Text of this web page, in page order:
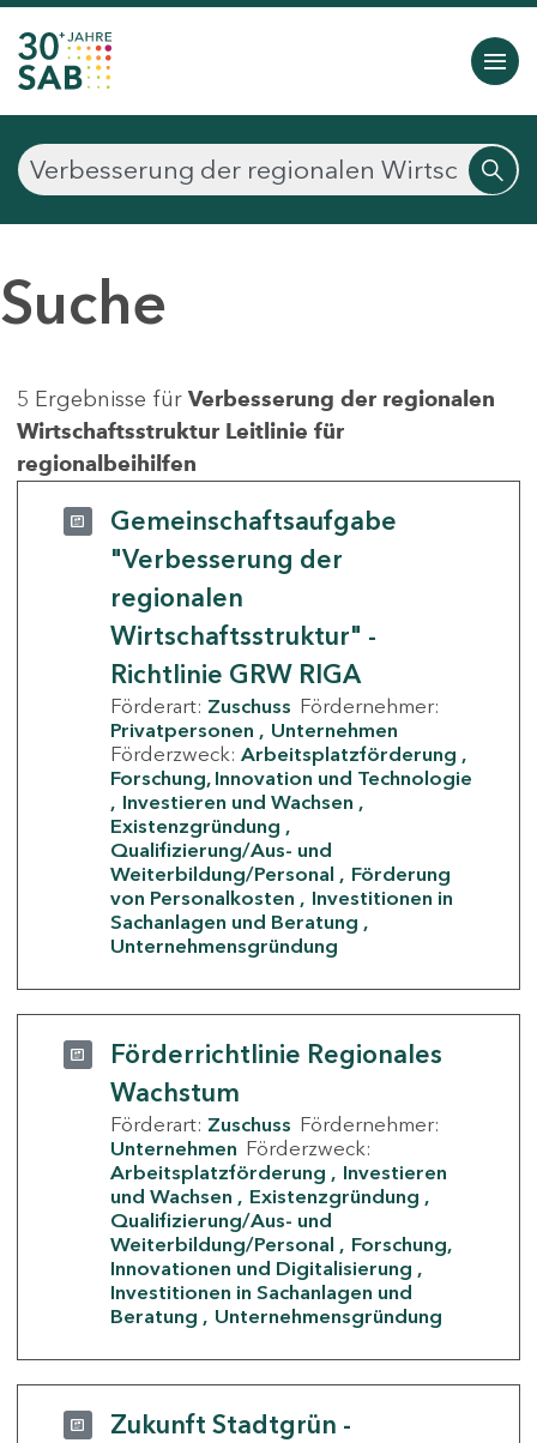
Suche
5 Ergebnisse für Verbesserung der regionalen
Wirtschaftsstruktur Leitlinie für
regionalbeihilfen
Gemeinschaftsaufgabe
"Verbesserung der
regionalen
Wirtschaftsstruktur" -
Richtlinie GRW RIGA
Förderart: Zuschuss Fördernehmer:
Privatpersonen
Unternehmen
Förderzweck: Arbeitsplatzförderung
Forschung, Innovation und Technologie
Investieren und Wachsen
Existenzgründung
Qualifizierung/Aus- und
Weiterbildung/Personal
Förderung
von Personalkosten
Investitionen in
Sachanlagen und Beratung
Unternehmensgründung
Förderrichtlinie Regionales
Wachstum
Förderart: Zuschuss Fördernehmer:
Unternehmen Förderzweck:
Arbeitsplatzförderung
Investieren
und Wachsen
Existenzgründung
Qualifizierung/Aus- und
Weiterbildung/Personal
Forschung,
Innovationen und Digitalisierung
Investitionen in Sachanlagen und
Beratung
Unternehmensgründung
Zukunft Stadtgrün -